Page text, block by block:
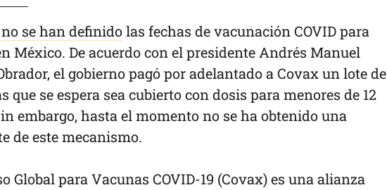
no se han definidolas fechas de vacunación COVID para
México. De acuerdo con el presidente Andrés Manuel
el gobierno pagó por adelantado a Covax un lote de
que se espera sea cubierto con dosis para menores de 12
embargo, hasta el momento no se ha obtenido una
de este mecanismo.
Global para Vacunas COVID-19 (Covax) es una alianza